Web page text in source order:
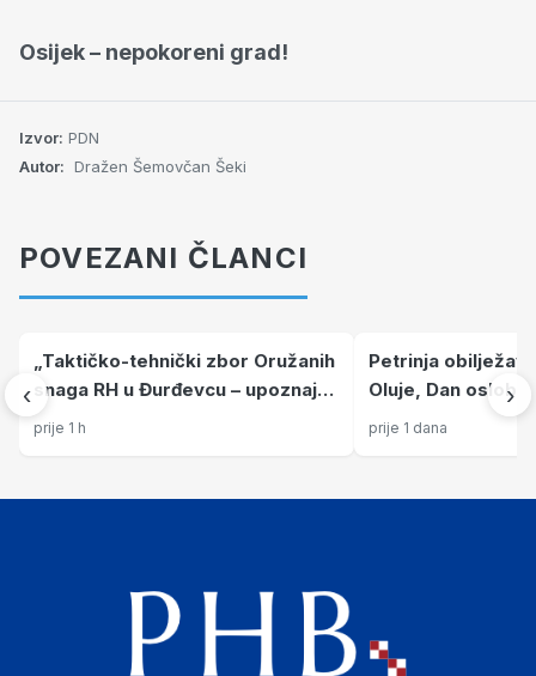
Osijek – nepokoreni grad!
Izvor: PDN
Autor: Dražen Šemovčan Šeki
POVEZANI ČLANCI
‹
„Taktičko-tehnički zbor Oružanih
snaga RH u Đurđevcu – upoznajte
Hrvatsku vojsku izbliza“
prije 1 h
Petrinja
Oluje, Dan
hrvatskih
prije 1 dana
›